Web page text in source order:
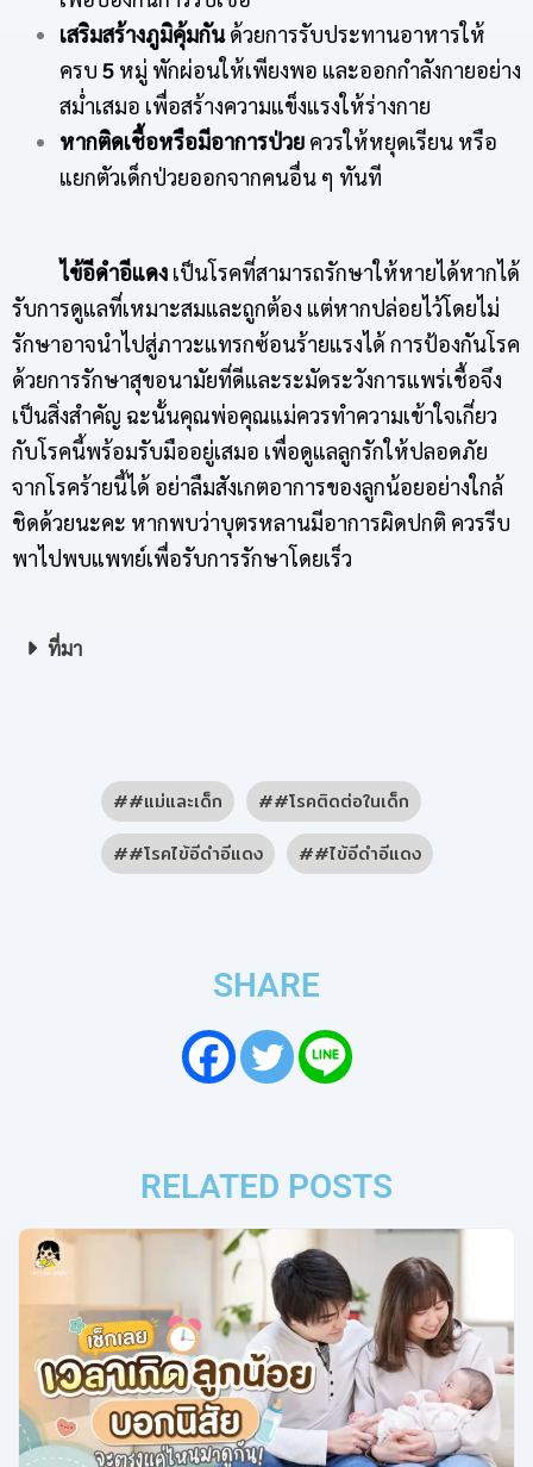
เสริมสร้างภูมิคุ้มกันด้วยการรับประทานอาหารให้
ครบ 5 หมู่ พักผ่อนให้เพียงพอ และออกกำลังกายอย่าง
สม่ำเสมอ เพื่อสร้างความแข็งแรงให้ร่างกาย
หากติดเชื้อหรือมีอาการป่วย ควรให้หยุดเรียน หรือ
แยกตัวเด็กป่วยออกจากคนอื่น ๆ ทันที
ไข้อีดำอีแดง เป็นโรคที่สามารถรักษาให้หายได้หากได้
รับการดูแลที่เหมาะสมและถูกต้อง แต่หากปล่อยไว้โดยไม่
รักษาอาจนำไปสู่ภาวะแทรกซ้อนร้ายแรงได้ การป้องกันโรค
ด้วยการรักษาสุขอนามัยที่ดีและระมัดระวังการแพร่เชื้อจึง
เป็นสิ่งสำคัญ ฉะนั้นคุณพ่อคุณแม่ควรทำความเข้าใจเกี่ยว
กับโรคนี้พร้อมรับมืออยู่เสมอ เพื่อดูแลลูกรักให้ปลอดภัย
จากโรคร้ายนี้ได้ อย่าลืมสังเกตอาการของลูกน้อยอย่างใกล้
ชิดด้วยนะคะ หากพบว่าบุตรหลานมีอาการผิดปกติ ควรรีบ
พาไปพบแพทย์เพื่อรับการรักษาโดยเร็ว
ที่มา
#แม่และเด็ก
#โรคติดต่อในเด็ก
#โรคไข้อีดำอีแดง
#ไข้อีดำอีแดง
SHARE
RELATED POSTS